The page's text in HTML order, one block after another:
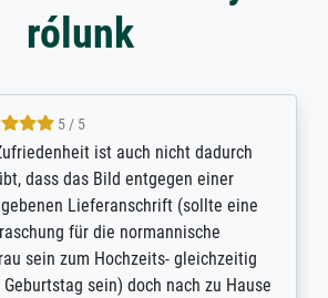
rólunk
5 / 5
ist auch nicht dadurch
das Bild entgegen einer
Lieferanschrift (sollte eine
für die normannische
zum Hochzeits- gleichzeitig
sein) doch nach zu Hause